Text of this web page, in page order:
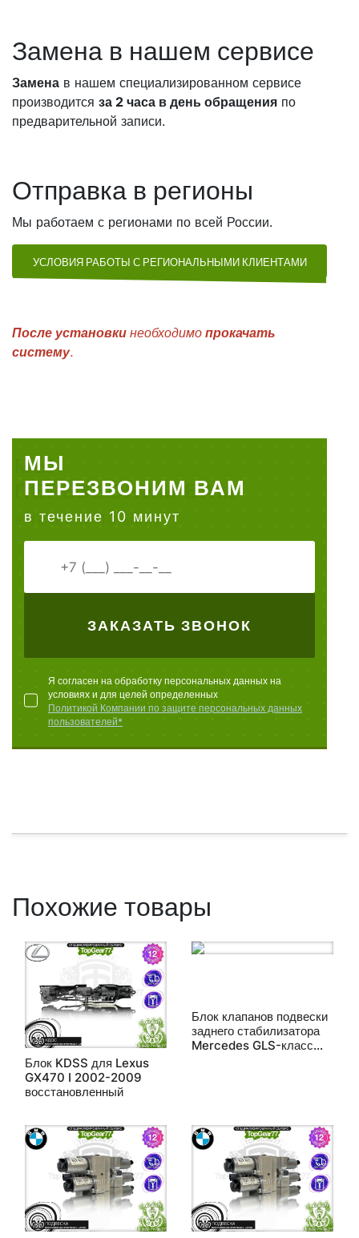
Замена в нашем сервисе
Замена в нашем специализированном сервисе
производится за 2 часа в день обращения по
предварительной записи.
Отправка в регионы
Мы работаем с регионами по всей России.
УСЛОВИЯ РАБОТЫ С РЕГИОНАЛЬНЫМИ КЛИЕНТАМИ
После установки необходимо прокачать
систему.
МЫ
ПЕРЕЗВОНИМ ВАМ
в течение 10 минут
ЗАКАЗАТЬ ЗВОНОК
Я согласен на обработку персональных данных на
условиях и для целей определенных
Политикой Компании по защите персональных данных
пользователей*
Похожие товары
Блок KDSS для Lexus
GX470 I 2002-2009
восстановленный
Блок клапанов подвески
заднего стабилизатора
Mercedes GLS-класс